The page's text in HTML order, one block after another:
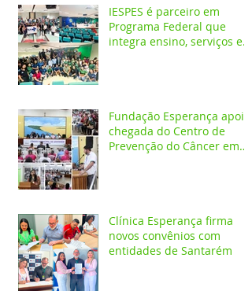
IESPES é parceiro em
Programa Federal que
integra ensino, serviços em
Fundação Esperança apoia
chegada do Centro de
Prevenção do Câncer em
Clínica Esperança firma
novos convênios com
entidades de Santarém